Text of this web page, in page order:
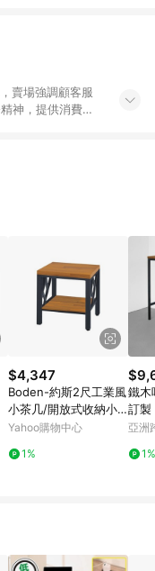
賣場強調顧客服
神，提供消費者
各家分店內規劃
來店顧客，能輕
消費者居家修繕
，成為消費者打
$4,347
Boden-約斯2尺工業風
小茶几/開放式收納小
茶几-60x60x56cm
Yahoo購物中心
1%
鐵木
訂製
3 原
亞洲
1%